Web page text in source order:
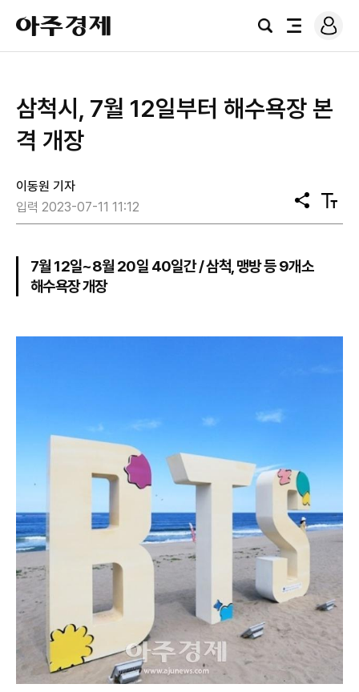
아
주
경
검
전
로
그
삼척시, 7월 12일부터 해수욕장 본
격 개장
이동원 기자
입력 2023-07-11 11:12
공
유
텍
스
7월 12일~8월 20일 40일간 / 삼척, 맹방 등 9개소
해수욕장 개장